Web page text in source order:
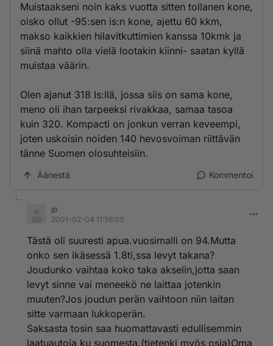
Muistaakseni noin kaks vuotta sitten tollanen kone,
oisko ollut -95:sen is:n kone, ajettu 60 kkm,
makso kaikkien hilavitkuttimien kanssa 10kmk ja
siinä mahto olla vielä lootakin kiinni- saatan kyllä
muistaa väärin.
Olen ajanut 318 Is:llä, jossa siis on sama kone,
meno oli ihan tarpeeksi rivakkaa, samaa tasoa
kuin 320. Kompacti on jonkun verran keveempi,
joten uskoisin noiden 140 hevosvoiman riittävän
tänne Suomen olosuhteisiin.
Äänestä Kommentoi
jp
2001-02-04 11:56:00
Tästä oli suuresti apua.vuosimalli on 94.Mutta
onko sen ikäsessä 1.8ti,ssa levyt takana?
Joudunko vaihtaa koko taka akselin,jotta saan
levyt sinne vai meneekö ne laittaa jotenkin
muuten?Jos joudun perän vaihtoon niin laitan
sitte varmaan lukkoperän.
Saksasta tosin saa huomattavasti edullisemmin
laatuautoja ku suomesta.(tietenki myös osia)Oma